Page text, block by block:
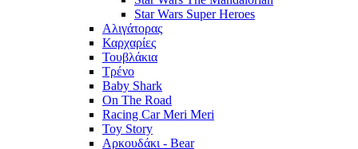
Star Wars Super Heroes
Αλιγάτορας
Καρχαρίες
Τουβλάκια
Τρένο
Baby Shark
On The Road
Racing Car Meri Meri
Toy Story
Αρκουδάκι - Bear